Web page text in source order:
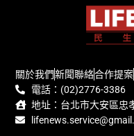
關於我們新聞聯絡合作提案
電話：(02)2776-3386
地址：台北市大安區忠